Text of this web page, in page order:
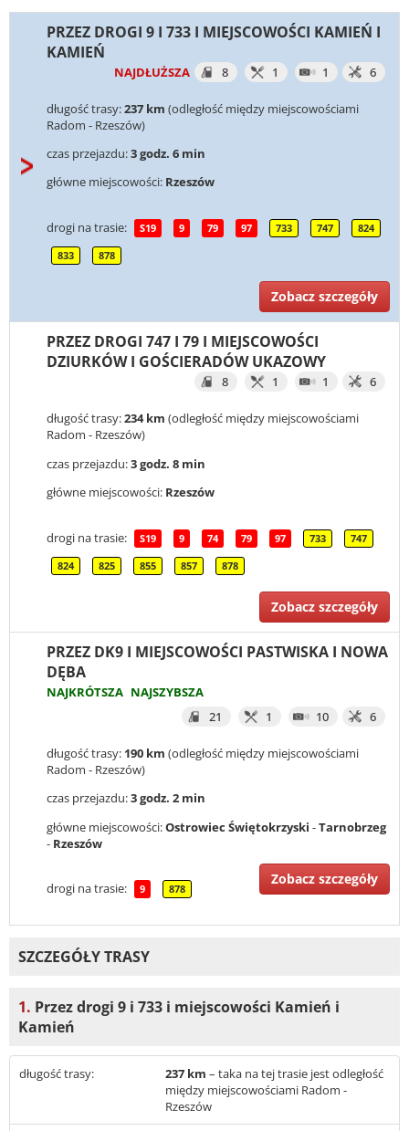
PRZEZ DROGI 9 I 733 I MIEJSCOWOŚCI KAMIEŃ I
KAMIEŃ
NAJDŁUŻSZA 8 1 1 6
długość trasy:237 km (odległość między miejscowościami
Radom - Rzeszów)
czas przejazdu:3 godz. 6 min
główne miejscowości: Rzeszów
drogi na trasie: S19 9 79 97 733 747 824
833 878
Zobacz szczegóły
PRZEZ DROGI 747 I 79 I MIEJSCOWOŚCI
DZIURKÓW I GOŚCIERADÓW UKAZOWY
8 1 1 6
długość trasy:234 km (odległość między miejscowościami
Radom - Rzeszów)
czas przejazdu:3 godz. 8 min
główne miejscowości: Rzeszów
drogi na trasie: S19 9 74 79 97 733 747
824 825 855 857 878
Zobacz szczegóły
PRZEZ DK9 I MIEJSCOWOŚCI PASTWISKA I NOWA
DĘBA
NAJKRÓTSZA NAJSZYBSZA
21
1 10 6
długość trasy: 190 km (odległość między miejscowościami
Radom - Rzeszów)
czas przejazdu:3 godz. 2 min
główne miejscowości:Ostrowiec Świętokrzyski -Tarnobrzeg
- Rzeszów
drogi na trasie: 9 878
Zobacz szczegóły
SZCZEGÓŁY TRASY
1. Przez drogi 9 i 733 i miejscowości Kamień i
Kamień
długość trasy: 237 km – taka na tej trasie jest odległość
między miejscowościami Radom -
Rzeszów